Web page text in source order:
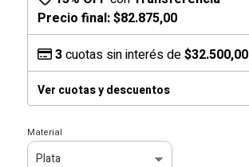
Precio final:$82.875,00
3cuotas sin interés de$32.500,00
Ver cuotas y descuentos
Material